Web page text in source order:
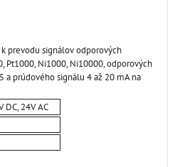
prevodu signálov odporových
Pt1000, Ni1000, Ni10000, odporových
a prúdového signálu 4 až 20 mA na
DC, 24V AC